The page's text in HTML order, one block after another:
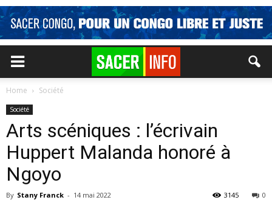
Home Société
Société
Arts scéniques : l’écrivain
Huppert Malanda honoré à
Ngoyo
By Stany Franck - 14 mai 2022 0
3145